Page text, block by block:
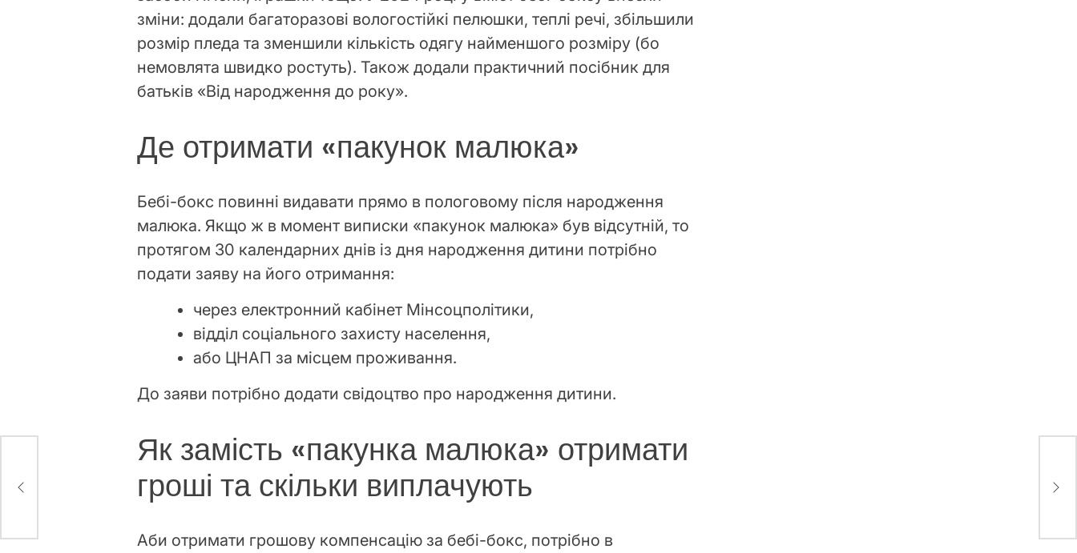
зміни: додали багаторазові вологостійкі пелюшки, теплі речі, збільшили
розмір пледа та зменшили кількість одягу найменшого розміру (бо
немовлята швидко ростуть). Також додали практичний посібник для
батьків «Від народження до року».
Де отримати «пакунок малюка»
Бебі-бокс повинні видавати прямо в пологовому після народження
малюка. Якщо ж в момент виписки «пакунок малюка» був відсутній, то
протягом 30 календарних днів із дня народження дитини потрібно
подати заяву на його отримання:
через електронний кабінет Мінсоцполітики,
відділ соціального захисту населення,
або ЦНАП за місцем проживання.
До заяви потрібно додати свідоцтво про народження дитини.
Як замість «пакунка малюка» отримати
гроші та скільки виплачують
Аби отримати грошову компенсацію за бебі-бокс, потрібно в